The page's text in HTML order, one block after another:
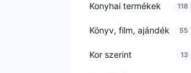
Konyhai termékek 118
Könyv, film, ajándék 55
Kor szerint 13